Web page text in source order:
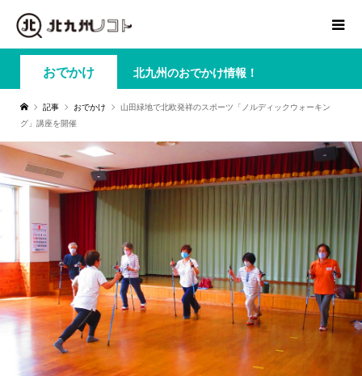
おでかけ 北九州のおでかけ情報！
記事 おでかけ
山田緑地で北欧発祥のスポーツ「ノルディックウォーキン
グ」講座を開催